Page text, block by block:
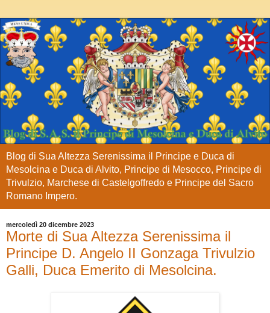
Blog di Sua Altezza Serenissima il Principe e Duca di
Mesolcina e Duca di Alvito, Principe di Mesocco, Principe di
Trivulzio, Marchese di Castelgoffredo e Principe del Sacro
Romano Impero.
mercoledì 20 dicembre 2023
Morte di Sua Altezza Serenissima il
Principe D. Angelo II Gonzaga Trivulzio
Galli, Duca Emerito di Mesolcina.